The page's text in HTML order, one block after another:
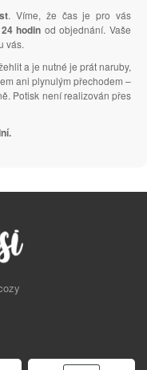
. Víme, že čas je pro vás
hodin od objednání. Vaše
vás.
a je nutné je prát naruby,
ani plynulým přechodem –
Potisk není realizován přes